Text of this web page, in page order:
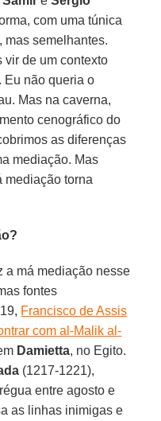
com uma túnica
mas semelhantes.
vir de um contexto
Eu não queria o
Mas na caverna,
cenográfico do
as diferenças
mediação. Mas
mediação torna
a má mediação nesse
fontes
Francisco de Assis
com al-Malik al-
Damietta, no Egito.
(1217-1221),
entre agosto e
as linhas inimigas e